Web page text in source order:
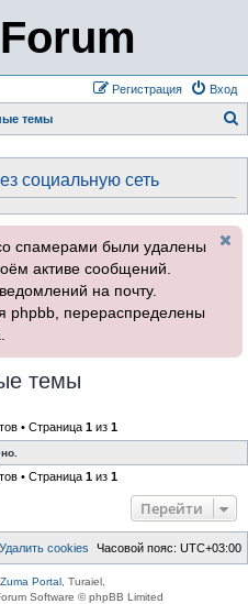
Вход
Регистрация
темы
социальную сеть
спамерами были удалены
активе сообщений.
на почту.
phpbb, перераспределены
темы
• Страница 1из 1
• Страница 1из 1
Перейти
Часовой пояс: UTC+03:00
Удалить cookies
Zuma Portal , Turaiel,
Software © phpBB Limited